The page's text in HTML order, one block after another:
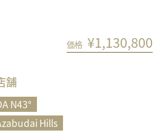
価格 ¥1,130,800
舗
N43°
Hills